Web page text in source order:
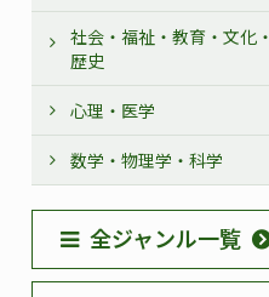
社会・福祉・教育・文化・
歴史
心理・医学
数学・物理学・科学
全ジャンル一覧